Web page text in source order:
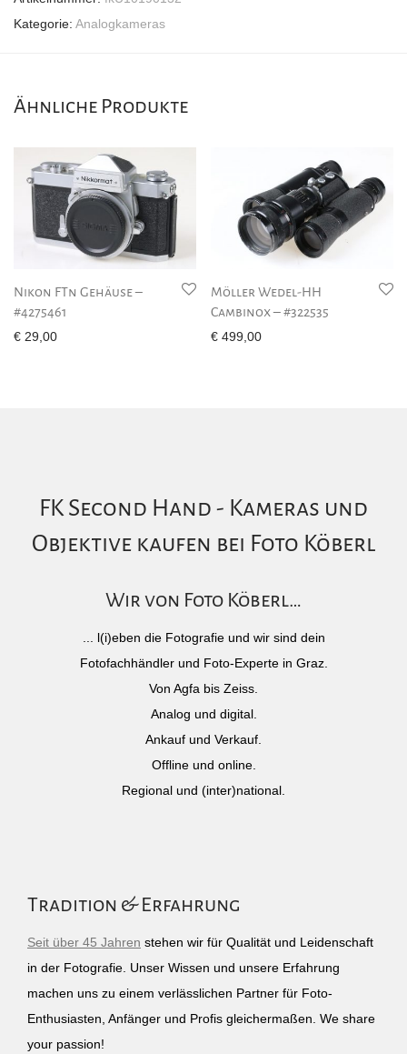
Kategorie: Analogkameras
Ähnliche Produkte
Nikon FTn Gehäuse –
#4275461
€ 29,00
Möller Wedel-HH
Cambinox – #322535
€ 499,00
FK Second Hand - Kameras und
Objektive kaufen bei Foto Köberl
Wir von Foto Köberl…
... l(i)eben die Fotografie und wir sind dein
Fotofachhändler und Foto-Experte in Graz.
Von Agfa bis Zeiss.
Analog und digital.
Ankauf und Verkauf.
Offline und online.
Regional und (inter)national.
Tradition & Erfahrung
Seit über 45 Jahren stehen wir für Qualität und Leidenschaft
in der Fotografie. Unser Wissen und unsere Erfahrung
machen uns zu einem verlässlichen Partner für Foto-
Enthusiasten, Anfänger und Profis gleichermaßen. We share
your passion!